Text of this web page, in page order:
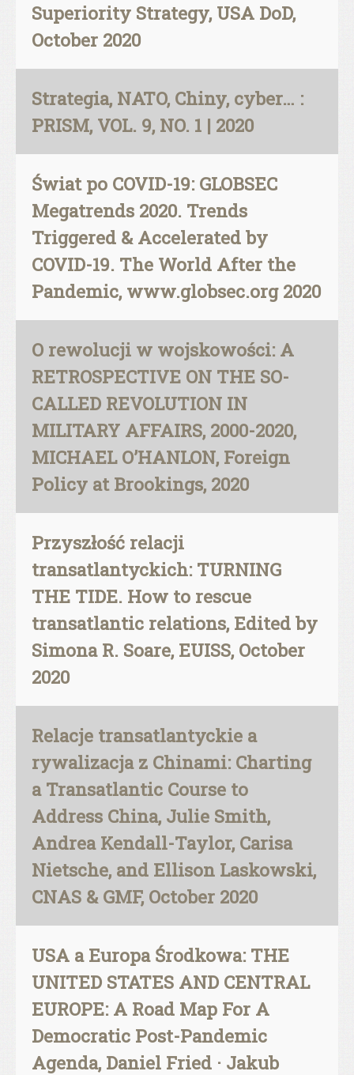
Superiority Strategy, USA DoD,
October 2020
Strategia, NATO, Chiny, cyber… :
PRISM, VOL. 9, NO. 1 | 2020
Świat po COVID-19: GLOBSEC
Megatrends 2020. Trends
Triggered & Accelerated by
COVID-19. The World After the
Pandemic, www.globsec.org 2020
O rewolucji w wojskowości: A
RETROSPECTIVE ON THE SO-
CALLED REVOLUTION IN
MILITARY AFFAIRS, 2000-2020,
MICHAEL O’HANLON, Foreign
Policy at Brookings, 2020
Przyszłość relacji
transatlantyckich: TURNING
THE TIDE. How to rescue
transatlantic relations, Edited by
Simona R. Soare, EUISS, October
2020
Relacje transatlantyckie a
rywalizacja z Chinami: Charting
a Transatlantic Course to
Address China, Julie Smith,
Andrea Kendall-Taylor, Carisa
Nietsche, and Ellison Laskowski,
CNAS & GMF, October 2020
USA a Europa Środkowa: THE
UNITED STATES AND CENTRAL
EUROPE: A Road Map For A
Democratic Post-Pandemic
Agenda, Daniel Fried · Jakub